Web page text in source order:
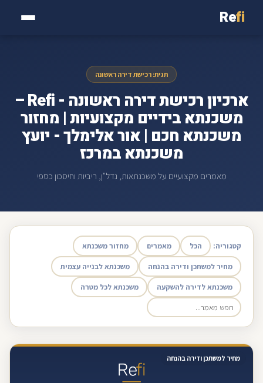
Refi
תגית: רכישת דירה ראשונה
ארכיון רכישת דירה ראשונה - Refi –
משכנתא בידיים מקצועיות | מחזור
משכנתא חכם | אור אלימלך - יועץ
משכנתא במרכז
מאמרים מקצועיים על משכנתאות, נדל"ן, ריביות וחיסכון כספי
קטגוריה: הכל מאמרים מחזור משכנתא
מחיר למשתכן ודירה בהנחה משכנתא לבנייה עצמית
משכנתא לדירה להשקעה משכנתא לכל מטרה
מחיר למשתכן ודירה בהנחה